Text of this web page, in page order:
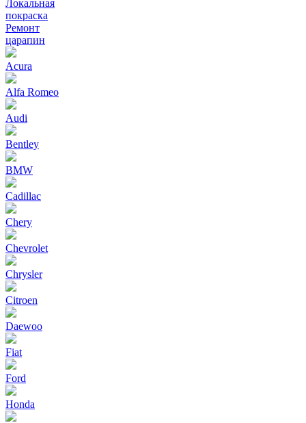
Локальная
покраска
Ремонт
царапин
Acura
Alfa Romeo
Audi
Bentley
BMW
Cadillac
Chery
Chevrolet
Chrysler
Citroen
Daewoo
Fiat
Ford
Honda